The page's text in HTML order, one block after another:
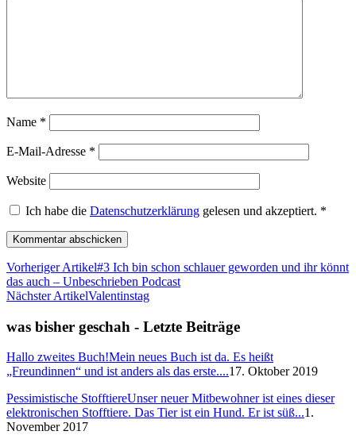
Name *
E-Mail-Adresse *
Website
Ich habe die Datenschutzerklärung gelesen und akzeptiert. *
Vorheriger Artikel#3 Ich bin schon schlauer geworden und ihr könnt
das auch – Unbeschrieben Podcast
Nächster ArtikelValentinstag
was bisher geschah - Letzte Beiträge
Hallo zweites Buch!Mein neues Buch ist da. Es heißt
„Freundinnen“ und ist anders als das erste....17. Oktober 2019
Pessimistische StofftiereUnser neuer Mitbewohner ist eines dieser
elektronischen Stofftiere. Das Tier ist ein Hund. Er ist süß...1.
November 2017